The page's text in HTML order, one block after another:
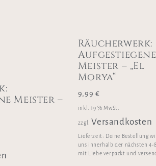
Meister –
Räucherwerk:
Aufgestiegene
Meister – „El
Morya“
9,99 €
inkl. 19 % MwSt.
zzgl. Versandkosten
Lieferzeit: Deine Bestellung
uns innerhalb der nächsten 4-
mit Liebe verpackt und